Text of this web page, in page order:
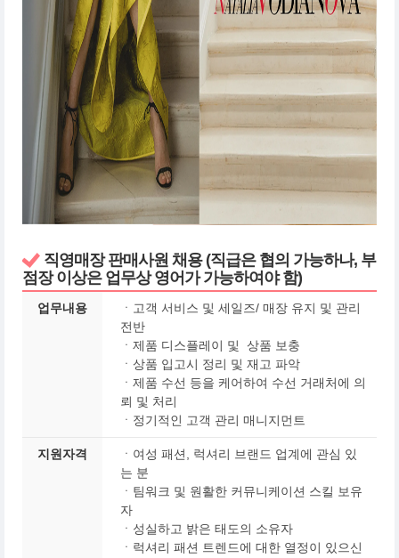
직영매장 판매사원 채용 (직급은 협의 가능하나, 부
점장 이상은 업무상 영어가 가능하여야 함)
업무내용
ㆍ고객 서비스 및 세일즈/ 매장 유지 및 관리
전반
ㆍ제품 디스플레이 및 상품 보충
ㆍ상품 입고시 정리 및 재고 파악
ㆍ제품 수선 등을 케어하여 수선 거래처에 의
뢰 및 처리
ㆍ정기적인 고객 관리 매니지먼트
지원자격
ㆍ여성 패션, 럭셔리 브랜드 업계에 관심 있
는 분
ㆍ팀워크 및 원활한 커뮤니케이션 스킬 보유
자
ㆍ성실하고 밝은 태도의 소유자
ㆍ럭셔리 패션 트렌드에 대한 열정이 있으신